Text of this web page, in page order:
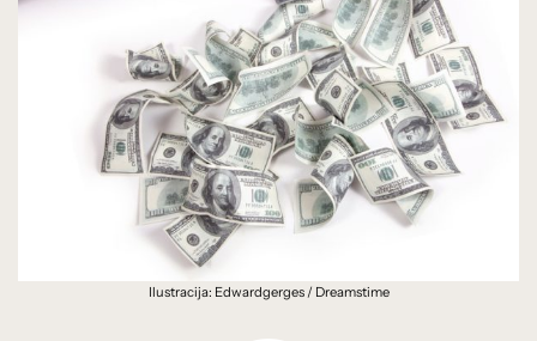
Ilustracija: Edwardgerges / Dreamstime